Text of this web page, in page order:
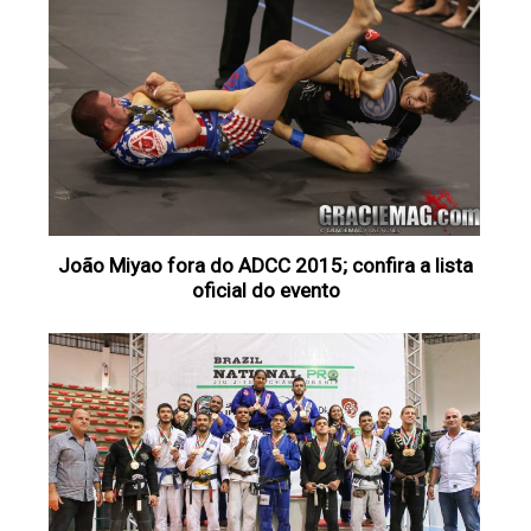
João Miyao fora do ADCC 2015; confira a lista
oficial do evento